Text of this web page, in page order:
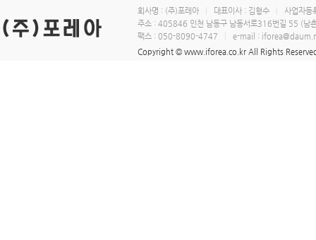
회사명 : (주)포레아 대표이사 : 김형수
사업자
주소 : 405846 인천 남동구 남동서로316번길 55 (남
팩스 : 050-8090-4747
e-mail :
Copyright © www.iforea.co.kr All Rights